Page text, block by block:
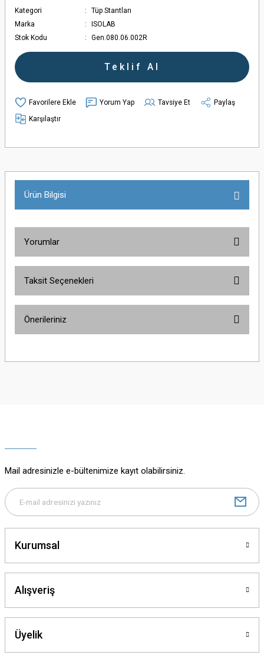
Kategori
Tüp Stantları
Marka
ISOLAB
Stok Kodu
Gen.080.06.002R
Teklif Al
Yorum Yap Tavsiye Et
Paylaş
Karşılaştır
Ürün Bilgisi
Yorumlar
Taksit Seçenekleri
Önerileriniz
yetersiz gördüğünüz noktaları öneri formunu kullanarak tarafımıza
Bu ürüne benzer farklı alternatifler olmalı.
Mail adresinizle e-bültenimize kayıt olabilirsiniz.
Kurumsal
Alışveriş
Üyelik